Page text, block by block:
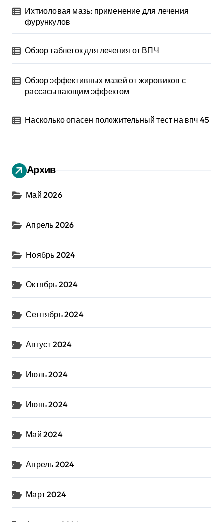
Ихтиоловая мазь: применение для лечения
фурункулов
Обзор таблеток для лечения от ВПЧ
Обзор эффективных мазей от жировиков с
рассасывающим эффектом
Насколько опасен положительный тест на впч 45
Архив
Май 2026
Апрель 2026
Ноябрь 2024
Октябрь 2024
Сентябрь 2024
Август 2024
Июль 2024
Июнь 2024
Май 2024
Апрель 2024
Март 2024